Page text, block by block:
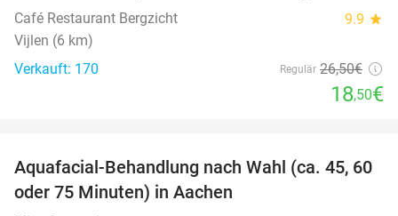
Café Restaurant Bergzicht 9.9 star
Vijlen (6 km)
Verkauft: 170
Regulär 26,50€
18,50€
66%
Aquafacial-Behandlung nach Wahl (ca. 45, 60
oder 75 Minuten) in Aachen